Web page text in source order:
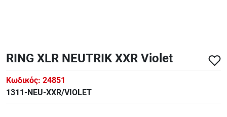
RING XLR NEUTRIK XXR Violet
Κωδικός: 24851
1311-NEU-XXR/VIOLET